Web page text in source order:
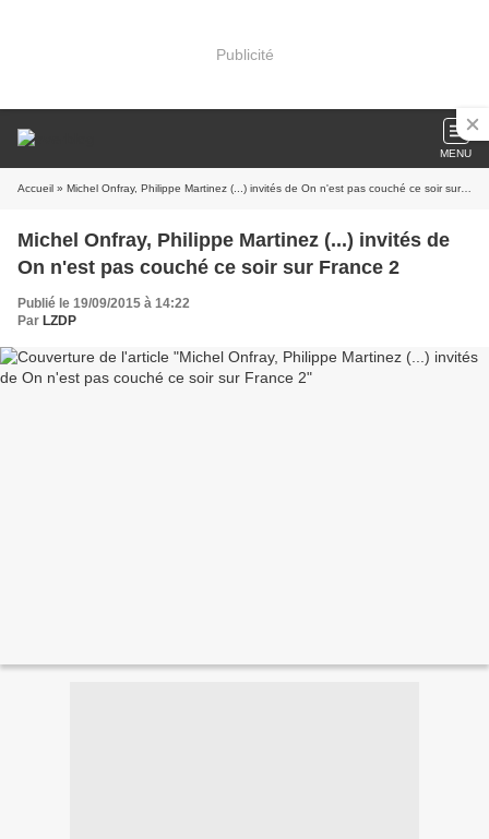
Publicité
MENU
Accueil » Michel Onfray, Philippe Martinez (...) invités de On n'est pas couché ce soir sur France 2
Michel Onfray, Philippe Martinez (...) invités de
On n'est pas couché ce soir sur France 2
Publié le 19/09/2015 à 14:22
Par LZDP